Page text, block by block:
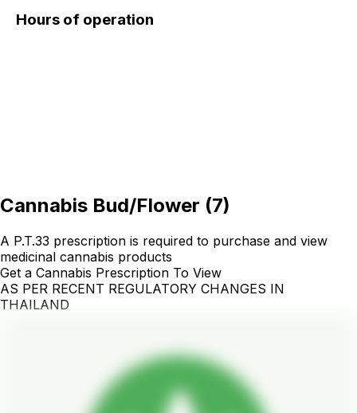
Hours of operation
Cannabis Bud/Flower (7)
A P.T.33 prescription is required to purchase and view
medicinal cannabis products
Get a Cannabis Prescription To View
AS PER RECENT REGULATORY CHANGES IN
THAILAND